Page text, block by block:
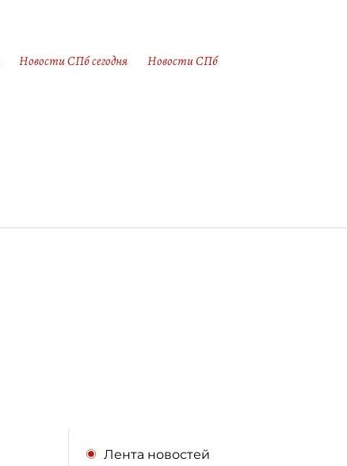
Новости СПб сегодня
Новости СПб
Лента новостей